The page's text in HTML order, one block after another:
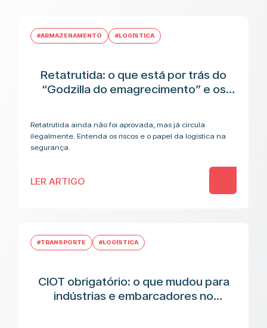
#ARMAZENAMENTO #LOGÍSTICA
Retatrutida: o que está por trás do
“Godzilla do emagrecimento” e os
Retatrutida ainda não foi aprovada, mas já circula
ilegalmente. Entenda os riscos e o papel da logística na
segurança.
LER ARTIGO
#TRANSPORTE #LOGÍSTICA
CIOT obrigatório: o que mudou para
indústrias e embarcadores no